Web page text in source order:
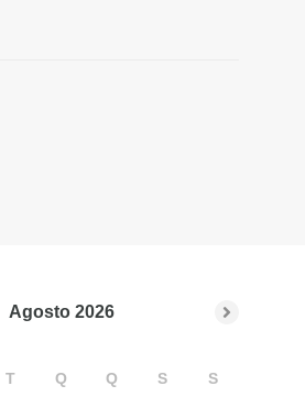
Agosto 2026
T Q Q S S